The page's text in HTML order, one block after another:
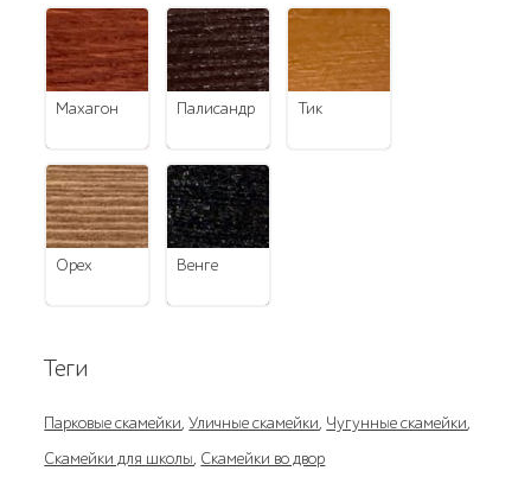
махагон палисандр тик
орех венге
Теги
Парковые скамейки,Уличные скамейки, Чугунные скамейки,
Скамейки для школы, Скамейки во двор